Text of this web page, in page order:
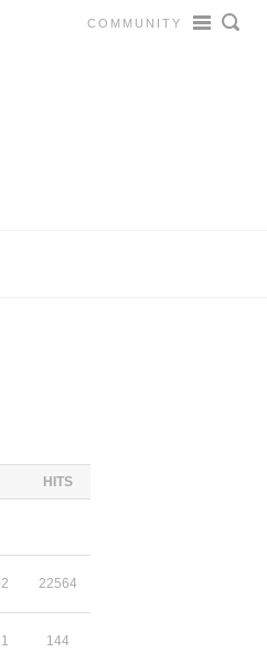
COMMUNITY
HITS
22564
144